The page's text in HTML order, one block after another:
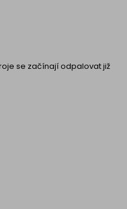
se začínají odpalovat již